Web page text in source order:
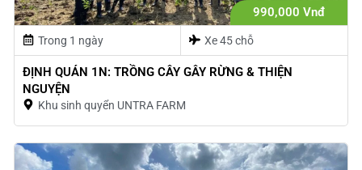
990,000 Vnđ
Trong 1 ngày Xe 45 chỗ
ĐỊNH QUÁN 1N: TRỒNG CÂY GÂY RỪNG & THIỆN
NGUYỆN
Khu sinh quyển UNTRA FARM